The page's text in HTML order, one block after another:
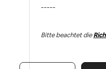
-----
Bitte beachtet die